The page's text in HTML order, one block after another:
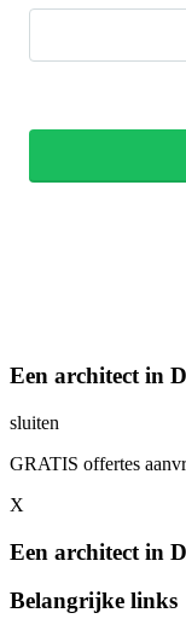
Een architect in
sluiten
GRATIS offertes
X
Een architect in
Belangrijke links